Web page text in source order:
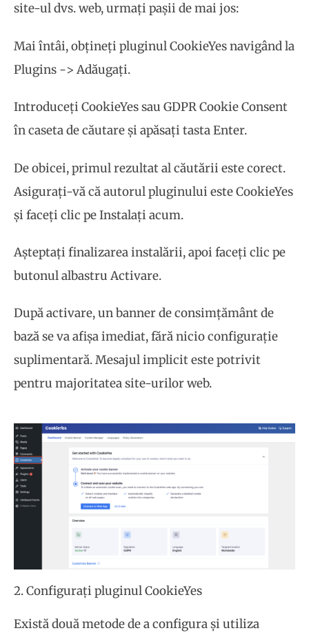
site-ul dvs. web, urmați pașii de mai jos:
Mai întâi, obțineți pluginul CookieYes navigând la
Plugins -> Adăugați.
Introduceți CookieYes sau GDPR Cookie Consent
în caseta de căutare și apăsați tasta Enter.
De obicei, primul rezultat al căutării este corect.
Asigurați-vă că autorul pluginului este CookieYes
și faceți clic pe Instalați acum.
Așteptați finalizarea instalării, apoi faceți clic pe
butonul albastru Activare.
După activare, un banner de consimțământ de
bază se va afișa imediat, fără nicio configurație
suplimentară. Mesajul implicit este potrivit
pentru majoritatea site-urilor web.
2. Configurați pluginul CookieYes
Există două metode de a configura și utiliza